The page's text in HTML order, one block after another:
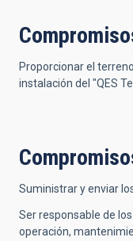
Proporcionar el
instalación del "QES
Suministrar y enviar
Ser responsable de
operación,